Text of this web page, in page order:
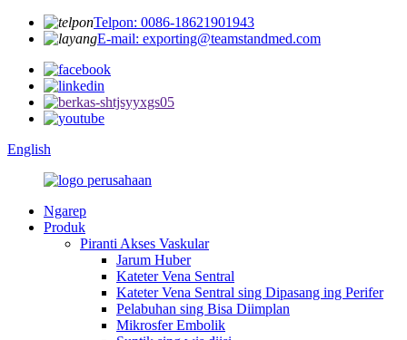
Telpon: 0086-18621901943
E-mail: exporting@teamstandmed.com
English
Ngarep
Produk
Piranti Akses Vaskular
Jarum Huber
Kateter Vena Sentral
Kateter Vena Sentral sing Dipasang ing Perifer
Pelabuhan sing Bisa Diimplan
Mikrosfer Embolik